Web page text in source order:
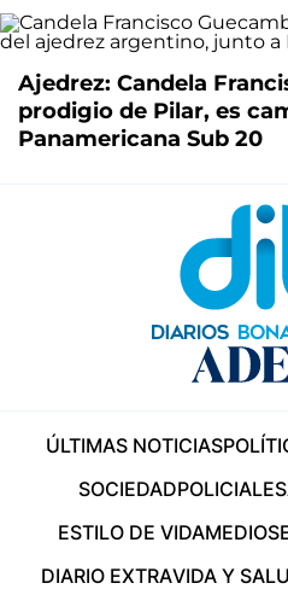
Ajedrez: Candela
prodigio de Pilar, es
Panamericana Sub 20
ÚLTIMAS NOTICIAS
SOCIEDADPOLICIALES
ESTILO DE VIDAMEDIOS
DIARIO EXTRAVIDA Y